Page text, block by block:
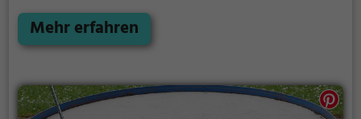
stellen.
Mehr erfahren